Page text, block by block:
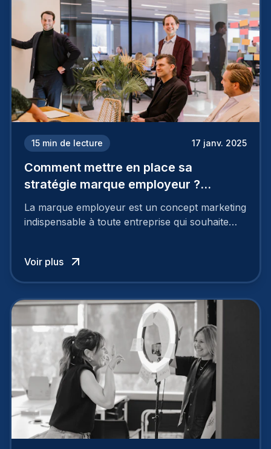
15 min de lecture 17 janv. 2025
Comment mettre en place sa
stratégie marque employeur ?
Découvrez les 7 étapes
La marque employeur est un concept marketing
indispensable à toute entreprise qui souhaite
employeur solide et positive sont évidentes, ce
travail, pour qu’il soit réussi, ne peut se faire en
mettre en œuvre un certain nombre d’actions.
Voir plus